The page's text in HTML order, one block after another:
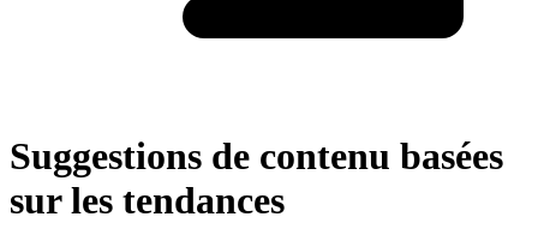
Suggestions de contenu basées
sur les tendances